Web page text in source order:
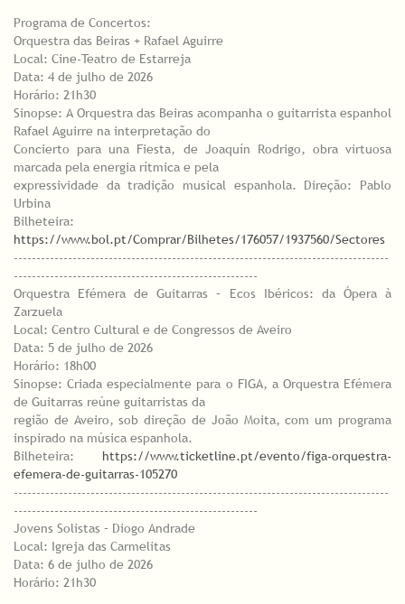
Programa de Concertos:
Orquestra das Beiras + Rafael Aguirre
Local: Cine-Teatro de Estarreja
Data: 4 de julho de 2026
Horário: 21h30
Sinopse: A Orquestra das Beiras acompanha o guitarrista espanhol
Rafael Aguirre na interpretação do
Concierto para una Fiesta, de Joaquín Rodrigo, obra virtuosa
marcada pela energia rítmica e pela
expressividade da tradição musical espanhola. Direção: Pablo
Urbina
Bilheteira:
https://www.bol.pt/Comprar/Bilhetes/176057/1937560/Sectores
-----------------------------------------------------------------------------------
------------------------------------------------------
Orquestra Efémera de Guitarras – Ecos Ibéricos: da Ópera à
Zarzuela
Local: Centro Cultural e de Congressos de Aveiro
Data: 5 de julho de 2026
Horário: 18h00
Sinopse: Criada especialmente para o FIGA, a Orquestra Efémera
de Guitarras reúne guitarristas da
região de Aveiro, sob direção de João Moita, com um programa
inspirado na música espanhola.
Bilheteira: https://www.ticketline.pt/evento/figa-orquestra-
efemera-de-guitarras-105270
-----------------------------------------------------------------------------------
------------------------------------------------------
Jovens Solistas – Diogo Andrade
Local: Igreja das Carmelitas
Data: 6 de julho de 2026
Horário: 21h30